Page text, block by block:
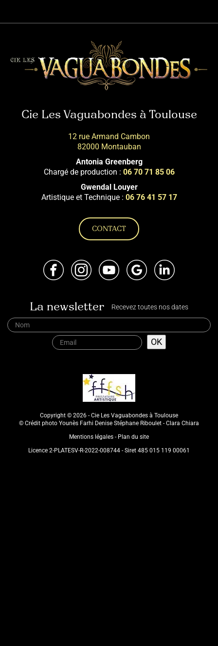
Cie Les Vaguabondes à Toulouse
12 rue Armand Cambon
82000 Montauban
Antonia Greenberg
Chargé de production : 06 70 71 85 06
Gwendal Louyer
Artistique et Technique : 06 76 41 57 17
CONTACT
FacebookInstagramYoutube Google
La newsletter Recevez toutes nos dates
Copyright © 2026 - Cie Les Vaguabondes à Toulouse
© Crédit photo Younès Farhi Denise Stéphane Riboulet - Clara Chiara
Mentions légales
Plan du site
Licence 2-PLATESV-R-2022-008744 - Siret 485 015 119 00061